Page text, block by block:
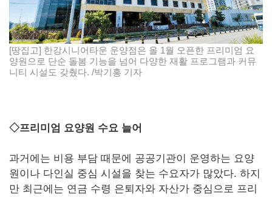
[땅집고] 한강시니어타운 운양점은 올 1월 오픈한 프리미엄 요
양원으로 단순 돌봄 기능을 넘어 다양한 재활 프로그램과 커뮤
니티 시설도 갖췄다. /박기홍 기자
◇프리미엄 요양원 수요 늘어
과거에는 비용 부담 때문에 공공기관이 운영하는 요양
원이나 다인실 중심 시설을 찾는 수요자가 많았다. 하지
만 최근에는 연금 수령 은퇴자와 자산가 중심으로 프리